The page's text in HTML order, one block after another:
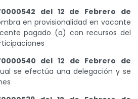
del 12 de Febrero de
en provisionalidad en vacante
pagado (a) con recursos del
del 12 de Febrero de
se efectúa una delegación y se